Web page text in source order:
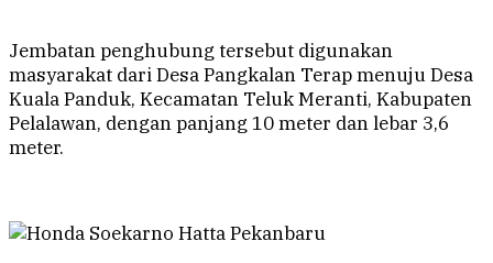
Jembatan penghubung tersebut digunakan
masyarakat dari Desa Pangkalan Terap menuju Desa
Kuala Panduk, Kecamatan Teluk Meranti, Kabupaten
Pelalawan, dengan panjang 10 meter dan lebar 3,6
meter.